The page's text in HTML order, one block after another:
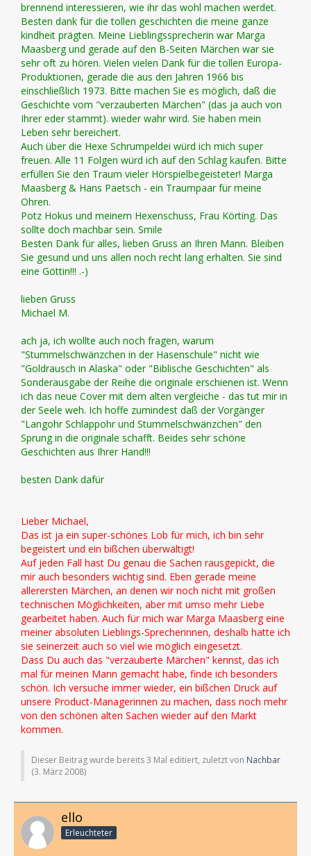
brennend interessieren, wie ihr das wohl machen werdet.
Besten dank für die tollen geschichten die meine ganze
kindheit prägten. Meine Lieblingssprecherin war Marga
Maasberg und gerade auf den B-Seiten Märchen war sie
sehr oft zu hören. Vielen vielen Dank für die tollen Europa-
Produktionen, gerade die aus den Jahren 1966 bis
einschließlich 1973. Bitte machen Sie es möglich, daß die
Geschichte vom "verzauberten Märchen" (das ja auch von
Ihrer eder stammt). wieder wahr wird. Sie haben mein
Leben sehr bereichert.
Auch über die Hexe Schrumpeldei würd ich mich super
freuen. Alle 11 Folgen würd ich auf den Schlag kaufen. Bitte
erfüllen Sie den Traum vieler Hörspielbegeisteter! Marga
Maasberg & Hans Paetsch - ein Traumpaar für meine
Ohren.
Potz Hokus und meinem Hexenschuss, Frau Körting. Das
sollte doch machbar sein. Smile
Besten Dank für alles, lieben Gruss an Ihren Mann. Bleiben
Sie gesund und uns allen noch recht lang erhalten. Sie sind
eine Göttin!!! .-)
lieben Gruss
Michael M.
ach ja, ich wollte auch noch fragen, warum
"Stummelschwänzchen in der Hasenschule" nicht wie
"Goldrausch in Alaska" oder "Biblische Geschichten" als
Sonderausgabe der Reihe die originale erschienen ist. Wenn
ich das neue Cover mit dem alten vergleiche - das tut mir in
der Seele weh. Ich hoffe zumindest daß der Vorgänger
"Langohr Schlappohr und Stummelschwänzchen" den
Sprung in die originale schafft. Beides sehr schöne
Geschichten aus Ihrer Hand!!!
besten Dank dafür
Lieber Michael,
Das ist ja ein super-schönes Lob für mich, ich bin sehr
begeistert und ein bißchen überwältigt!
Auf jeden Fall hast Du genau die Sachen rausgepickt, die
mir auch besonders wichtig sind. Eben gerade meine
allerersten Märchen, an denen wir noch nicht mit großen
technischen Möglichkeiten, aber mit umso mehr Liebe
gearbeitet haben. Auch für mich war Marga Maasberg eine
meiner absoluten Lieblings-Sprecherinnen, deshalb hatte ich
sie seinerzeit auch so viel wie möglich eingesetzt.
Dass Du auch das "verzauberte Märchen" kennst, das ich
mal für meinen Mann gemacht habe, finde ich besonders
schön. Ich versuche immer wieder, ein bißchen Druck auf
unsere Product-Managerinnen zu machen, dass noch mehr
von den schönen alten Sachen wieder auf den Markt
kommen.
Dieser Beitrag wurde bereits 3 Mal editiert, zuletzt von Nachbar
(3. März 2008)
ello
Erleuchteter